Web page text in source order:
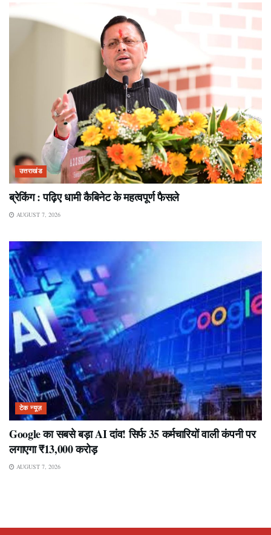
उत्तराखंड
ब्रेकिंग : पढ़िए धामी कैबिनेट के महत्वपूर्ण फैसले
AUGUST 7, 2026
टेक न्यूज़
Google का सबसे बड़ा AI दांव! सिर्फ 35 कर्मचारियों वाली कंपनी पर
लगाएगा ₹13,000 करोड़
AUGUST 7, 2026